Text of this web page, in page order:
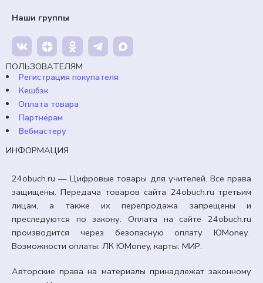
Продавец: 24obuch.ru
В корзину
Наши группы
ПОЛЬЗОВАТЕЛЯМ
Регистрация покупателя
Кешбэк
Оплата товара
Партнёрам
Вебмастеру
ИНФОРМАЦИЯ
24obuch.ru — Цифровые товары для учителей. Все права
защищены. Передача товаров сайта 24obuch.ru третьим
лицам, а также их перепродажа запрещены и
преследуются по закону. Оплата на сайте 24obuch.ru
производится через безопасную оплату ЮMoney.
Возможности оплаты: ЛК ЮMoney, карты: МИР.
Авторские права на материалы принадлежат законному